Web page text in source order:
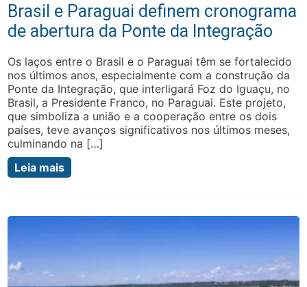
Brasil e Paraguai definem cronograma
de abertura da Ponte da Integração
Os laços entre o Brasil e o Paraguai têm se fortalecido
nos últimos anos, especialmente com a construção da
Ponte da Integração, que interligará Foz do Iguaçu, no
Brasil, a Presidente Franco, no Paraguai. Este projeto,
que simboliza a união e a cooperação entre os dois
países, teve avanços significativos nos últimos meses,
culminando na […]
Leia mais